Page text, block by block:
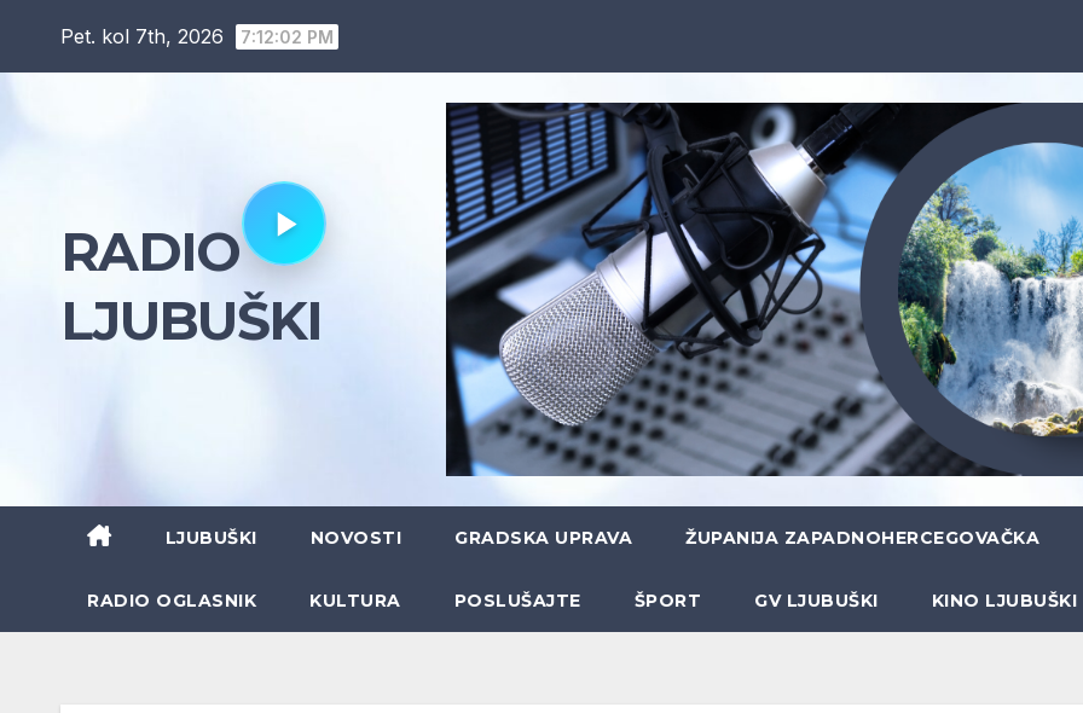
Pet. kol 7th, 2026 7:12:03 PM
RADIO
LJUBUŠKI
LJUBUŠKI NOVOSTI GRADSKA UPRAVA ŽUPANIJA ZAPADNOHERCEGOVAČKA
RADIO OGLASNIK KULTURA POSLUŠAJTE ŠPORT GV LJUBUŠKI KINO LJUBUŠKI